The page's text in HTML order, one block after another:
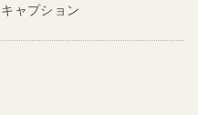
キャプション